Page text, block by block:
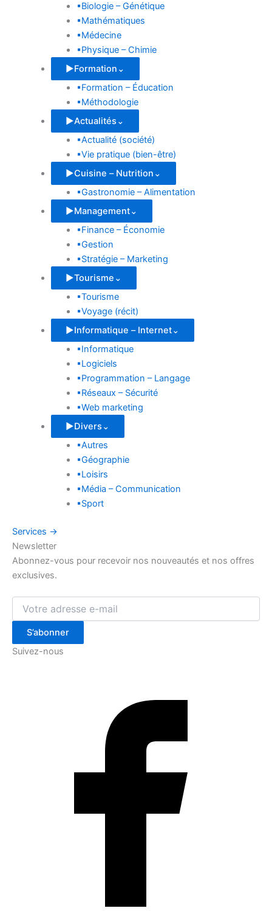
▪Biologie – Génétique
▪Mathématiques
▪Médecine
▪Physique – Chimie
▶Formation ⌄
▪Formation – Éducation
▪Méthodologie
▶Actualités ⌄
▪Actualité (société)
▪Vie pratique (bien-être)
▶Cuisine – Nutrition ⌄
▪Gastronomie – Alimentation
▶Management⌄
▪Finance – Économie
▪Gestion
▪Stratégie – Marketing
▶Tourisme ⌄
▪Tourisme
▪Voyage (récit)
▶Informatique – Internet⌄
▪Informatique
▪Logiciels
▪Programmation – Langage
▪Réseaux – Sécurité
▪Web marketing
▶Divers ⌄
▪Autres
▪Géographie
▪Loisirs
▪Média – Communication
▪Sport
Services →
Newsletter
Abonnez-vous pour recevoir nos nouveautés et nos offres
exclusives.
Votre
adresse
S’abonner
Suivez-nous